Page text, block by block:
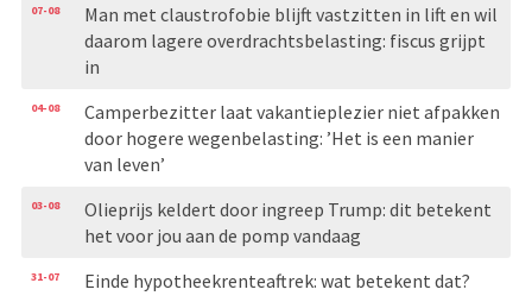
07-08
Man met claustrofobie blijft vastzitten in lift en wil
daarom lagere overdrachtsbelasting: fiscus grijpt
in
04-08
Camperbezitter laat vakantieplezier niet afpakken
door hogere wegenbelasting: ’Het is een manier
van leven’
03-08
Olieprijs keldert door ingreep Trump: dit betekent
het voor jou aan de pomp vandaag
31-07 Einde hypotheekrenteaftrek: wat betekent dat?